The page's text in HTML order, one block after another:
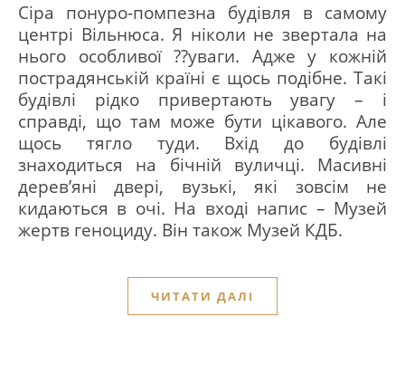
Сіра понуро-помпезна будівля в самому
центрі Вільнюса. Я ніколи не звертала на
нього особливої ??уваги. Адже у кожній
пострадянській країні є щось подібне. Такі
будівлі рідко привертають увагу – і
справді, що там може бути цікавого. Але
щось тягло туди. Вхід до будівлі
знаходиться на бічній вуличці. Масивні
дерев’яні двері, вузькі, які зовсім не
кидаються в очі. На вході напис – Музей
жертв геноциду. Він також Музей КДБ.
ЧИТАТИ ДАЛІ